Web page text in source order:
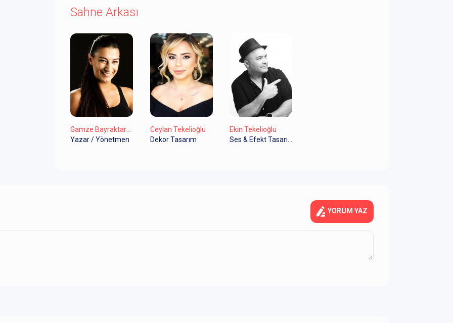
Sahne Arkası
Gamze Bayraktaroğlu
Yazar / Yönetmen
Ceylan Tekelioğlu
Dekor Tasarım
Ekin Tekelioğlu
Ses & Efekt Tasarım / Işık Tasarımı
YORUM YAZ